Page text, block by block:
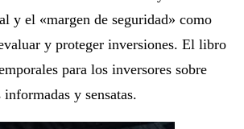
y el «margen de seguridad» como
y proteger inversiones. El libro
para los inversores sobre
y sensatas.